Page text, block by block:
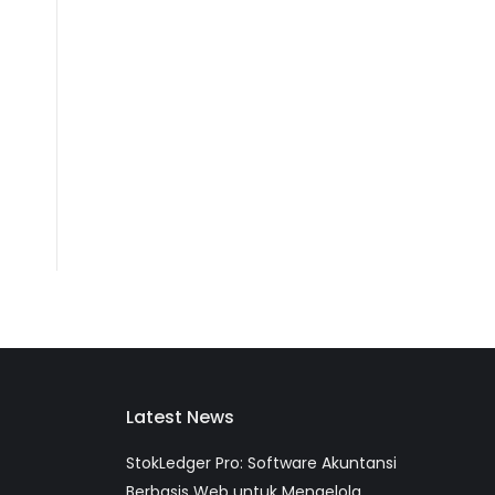
Latest News
StokLedger Pro: Software Akuntansi